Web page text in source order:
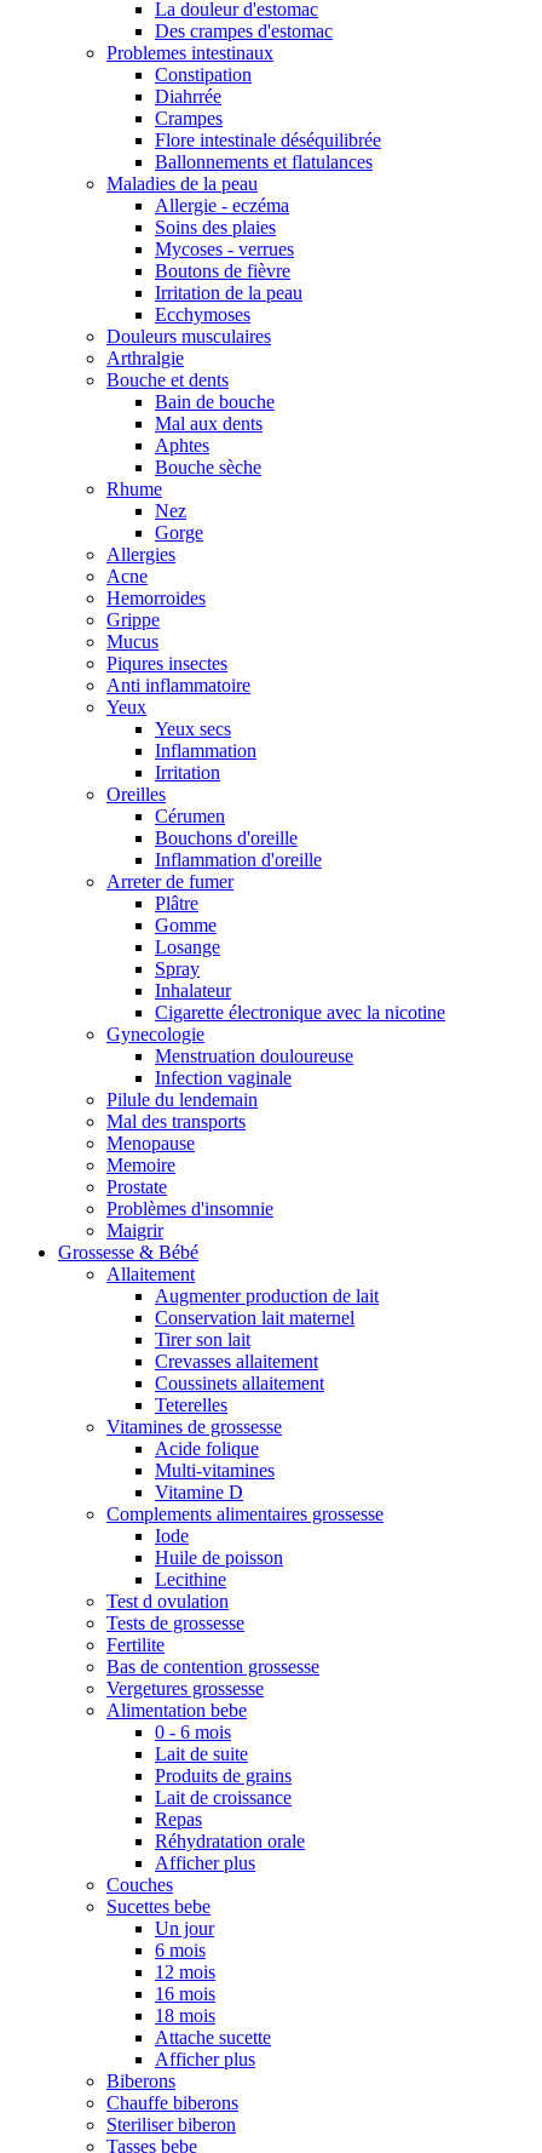
La douleur d'estomac
Des crampes d'estomac
Problemes intestinaux
Constipation
Diahrrée
Crampes
Flore intestinale déséquilibrée
Ballonnements et flatulances
Maladies de la peau
Allergie - eczéma
Soins des plaies
Mycoses - verrues
Boutons de fièvre
Irritation de la peau
Ecchymoses
Douleurs musculaires
Arthralgie
Bouche et dents
Bain de bouche
Mal aux dents
Aphtes
Bouche sèche
Rhume
Nez
Gorge
Allergies
Acne
Hemorroides
Grippe
Mucus
Piqures insectes
Anti inflammatoire
Yeux
Yeux secs
Inflammation
Irritation
Oreilles
Cérumen
Bouchons d'oreille
Inflammation d'oreille
Arreter de fumer
Plâtre
Gomme
Losange
Spray
Inhalateur
Cigarette électronique avec la nicotine
Gynecologie
Menstruation douloureuse
Infection vaginale
Pilule du lendemain
Mal des transports
Menopause
Memoire
Prostate
Problèmes d'insomnie
Maigrir
Grossesse & Bébé
Allaitement
Augmenter production de lait
Conservation lait maternel
Tirer son lait
Crevasses allaitement
Coussinets allaitement
Teterelles
Vitamines de grossesse
Acide folique
Multi-vitamines
Vitamine D
Complements alimentaires grossesse
Iode
Huile de poisson
Lecithine
Test d ovulation
Tests de grossesse
Fertilite
Bas de contention grossesse
Vergetures grossesse
Alimentation bebe
0 - 6 mois
Lait de suite
Produits de grains
Lait de croissance
Repas
Réhydratation orale
Afficher plus
Couches
Sucettes bebe
Un jour
6 mois
12 mois
16 mois
18 mois
Attache sucette
Afficher plus
Biberons
Chauffe biberons
Steriliser biberon
Tasses bebe